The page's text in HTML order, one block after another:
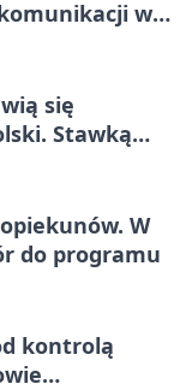
w
się
Stawką
W
do programu
kontrolą